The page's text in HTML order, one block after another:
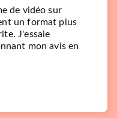
de vidéo sur
un format plus
J'essaie
mon avis en